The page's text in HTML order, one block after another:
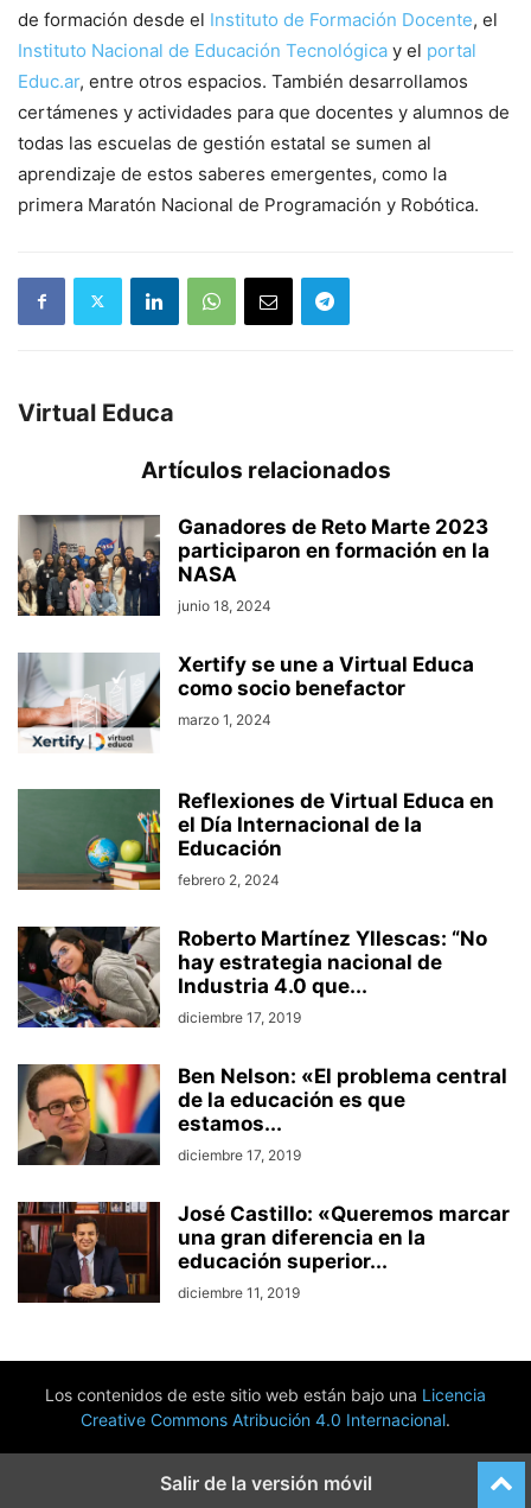
de formación desde el Instituto de Formación Docente, el
Instituto Nacional de Educación Tecnológica y el portal
Educ.ar, entre otros espacios. También desarrollamos
certámenes y actividades para que docentes y alumnos de
todas las escuelas de gestión estatal se sumen al
aprendizaje de estos saberes emergentes, como la
primera Maratón Nacional de Programación y Robótica.
Virtual Educa
Artículos relacionados
Ganadores de Reto Marte 2023
participaron en formación en la
NASA
junio 18, 2024
Xertify se une a Virtual Educa
como socio benefactor
marzo 1, 2024
Reflexiones de Virtual Educa en
el Día Internacional de la
Educación
febrero 2, 2024
Roberto Martínez Yllescas: “No
hay estrategia nacional de
Industria 4.0 que...
diciembre 17, 2019
Ben Nelson: «El problema central
de la educación es que
estamos...
diciembre 17, 2019
José Castillo: «Queremos marcar
una gran diferencia en la
educación superior...
diciembre 11, 2019
Los contenidos de este sitio web están bajo una Licencia
Creative Commons Atribución 4.0 Internacional.
Salir de la versión móvil